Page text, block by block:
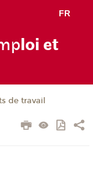
FR
loi et
de travail